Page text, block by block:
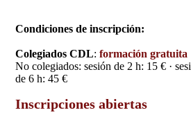
Condiciones de inscripción:
Colegiados CDL:formación gratuita
No colegiados: sesión de 2 h: 15 € ·
de 6 h: 45 €
Inscripciones abiertas